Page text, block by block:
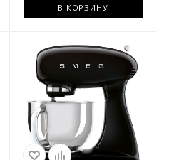
В КОРЗИНУ